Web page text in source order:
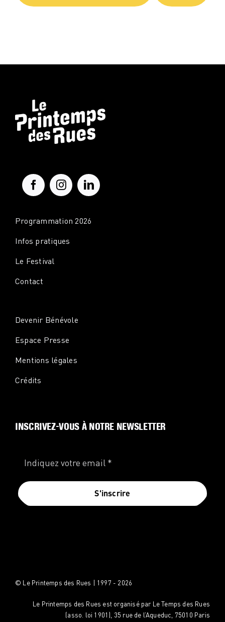
Programmation 2026
Infos pratiques
Le Festival
Contact
Devenir Bénévole
Espace Presse
Mentions légales
Crédits
INSCRIVEZ-VOUS À NOTRE NEWSLETTER
S'inscrire
© Le Printemps des Rues | 1997 - 2026
Le Printemps des Rues est organisé par Le Temps des Rues
(asso. loi 1901), 35 rue de l’Aqueduc, 75010 Paris